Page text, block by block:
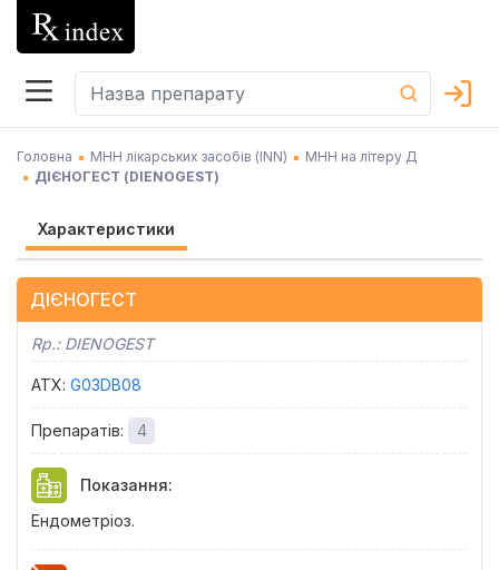
Головна МНН лікарських засобів (INN)
МНН на літеру Д
ДІЄНОГЕСТ (DIENOGEST)
Характеристики
ДІЄНОГЕСТ
Rp.: DIENOGEST
АТХ: G03DB08
Препаратів: 4
Показання:
Ендометріоз.